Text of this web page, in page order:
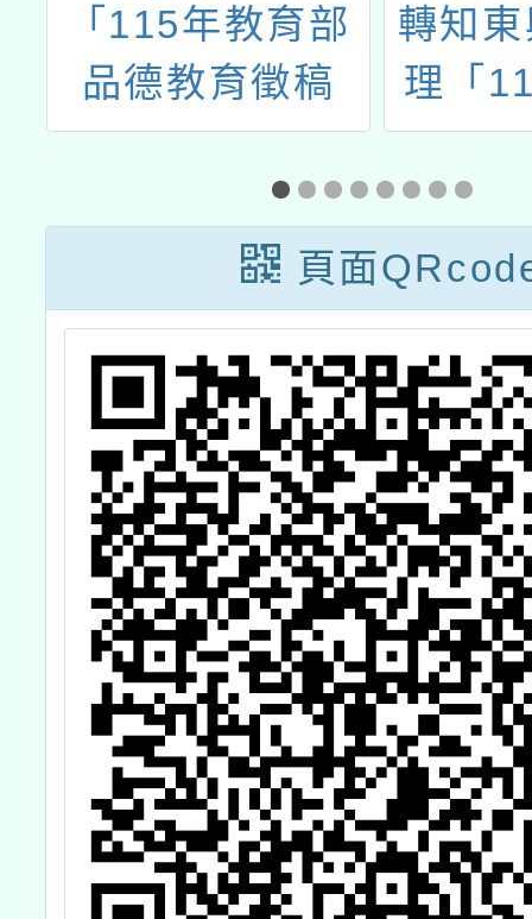
「115年教育部
品德教育徵稿
（含影音作品）
評選活動實施計
畫」
轉知
理「
健康
畫－
議題
教師
頁面